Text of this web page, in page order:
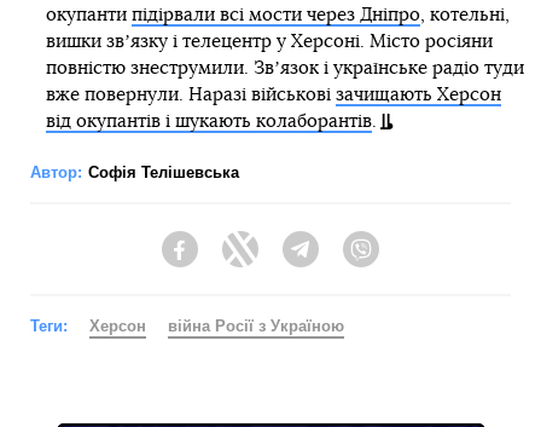
окупанти підірвали всі мости через Дніпро, котельні,
вишки звʼязку і телецентр у Херсоні. Місто росіяни
повністю знеструмили. Звʼязок і українське радіо туди
вже повернули. Наразі військові зачищають Херсон
від окупантів і шукають колаборантів.
Автор: Софія Телішевська
FacebookTwitter Telegram
Теги: Херсон війна Росії з Україною